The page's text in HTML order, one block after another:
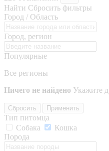
Найти Сбросить фильтры
Город / Область
Город, регион
Популярные
Все регионы
Ничего не найдено Укажите
Сбросить Применить
Тип питомца
Собака
Кошка
Порода